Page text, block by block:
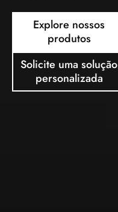
Explore nossos
produtos
Solicite uma solução
personalizada